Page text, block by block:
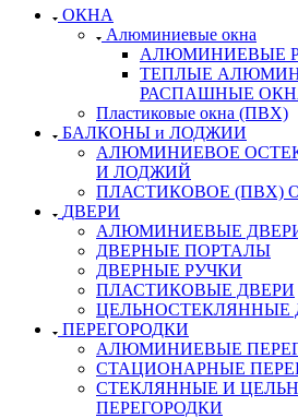
ОКНА
Алюминиевые окна
АЛЮМИНИЕВЫЕ
ТЕПЛЫЕ
РАСПАШНЫЕ
Пластиковые окна (ПВХ)
БАЛКОНЫ и ЛОДЖИИ
АЛЮМИНИЕВОЕ
И ЛОДЖИЙ
ПЛАСТИКОВОЕ (ПВХ)
ДВЕРИ
АЛЮМИНИЕВЫЕ
ДВЕРНЫЕ ПОРТАЛЫ
ДВЕРНЫЕ РУЧКИ
ПЛАСТИКОВЫЕ ДВЕРИ
ЦЕЛЬНОСТЕКЛЯННЫЕ
ПЕРЕГОРОДКИ
АЛЮМИНИЕВЫЕ
СТАЦИОНАРНЫЕ
СТЕКЛЯННЫЕ И
ПЕРЕГОРОДКИ